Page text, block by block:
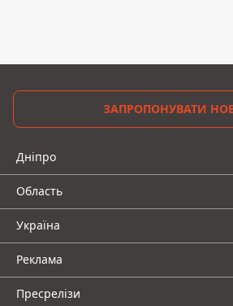
ЗАПРОПОНУВАТИ
Дніпро
Область
Україна
Реклама
Пресрелізи